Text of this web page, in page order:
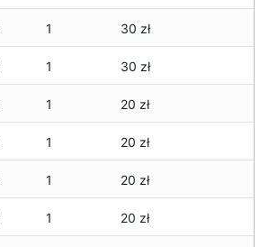
1 30 zł
1 30 zł
1 20 zł
1 20 zł
1 20 zł
1 20 zł